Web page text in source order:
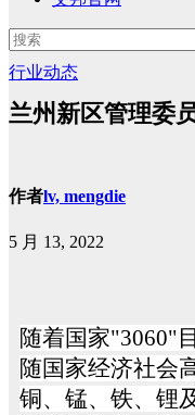
行业动态
兰州新区管理委
作者lv, mengdie
5 月 13, 2022
随着国家"3060"
随国家经济社会
铜、锰、铁、锂